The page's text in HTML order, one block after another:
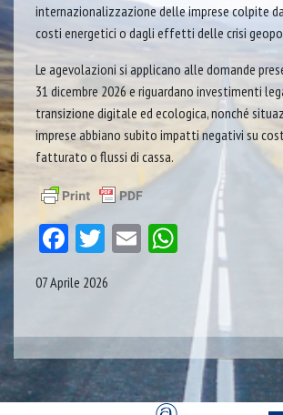
internazionalizzazione delle imprese colpite
costi energetici o dagli effetti delle crisi
Le agevolazioni si applicano alle domande
31 dicembre 2026 e riguardano investimenti
transizione digitale ed ecologica, nonché
imprese abbiano subito impatti negativi su
fatturato o flussi di cassa.
Facebook
Twitter
Email WhatsApp
07 Aprile 2026